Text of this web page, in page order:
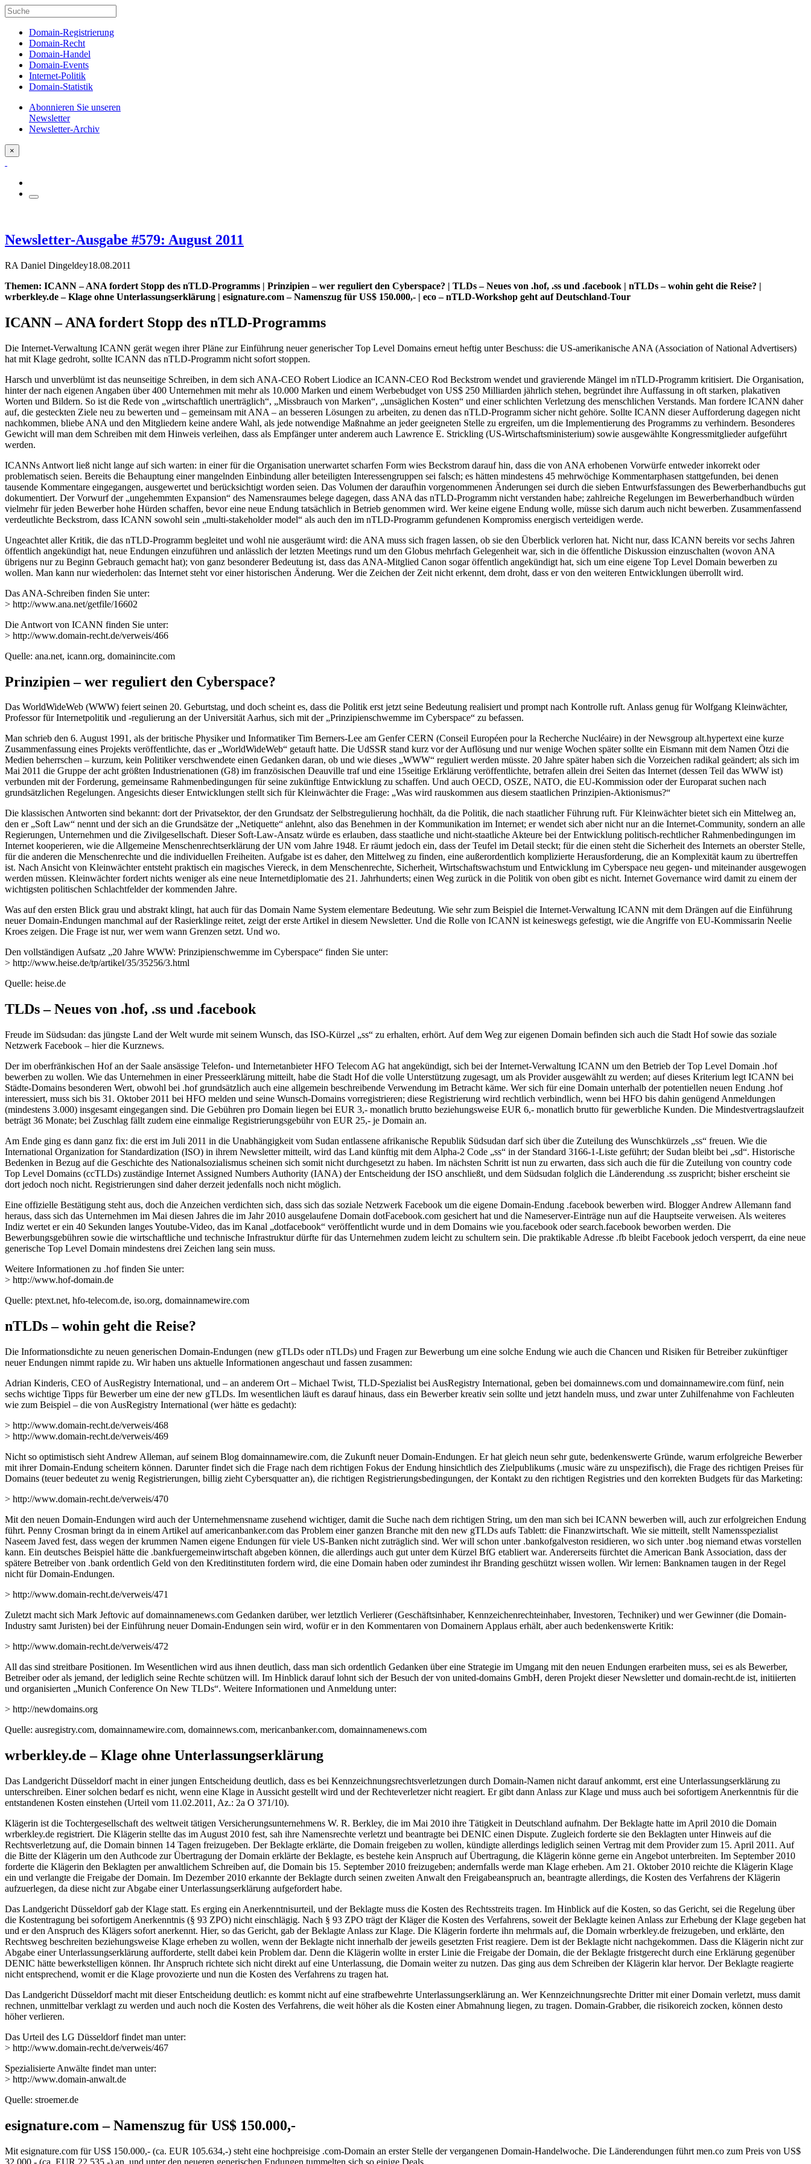
Domain-Registrierung
Domain-Recht
Domain-Handel
Domain-Events
Internet-Politik
Domain-Statistik
Abonnieren Sie unseren
Newsletter
Newsletter-Archiv
×
Newsletter-Ausgabe #579: August 2011
RA Daniel Dingeldey18.08.2011
Themen: ICANN – ANA fordert Stopp des nTLD-Programms | Prinzipien – wer reguliert den Cyberspace? | TLDs – Neues von .hof, .ss und .facebook | nTLDs – wohin geht die Reise? |
wrberkley.de – Klage ohne Unterlassungserklärung | esignature.com – Namenszug für US$ 150.000,- | eco – nTLD-Workshop geht auf Deutschland-Tour
ICANN – ANA fordert Stopp des nTLD-Programms
Die Internet-Verwaltung ICANN gerät wegen ihrer Pläne zur Einführung neuer generischer Top Level Domains erneut heftig unter Beschuss: die US-amerikanische ANA (Association of National Advertisers)
hat mit Klage gedroht, sollte ICANN das nTLD-Programm nicht sofort stoppen.
Harsch und unverblümt ist das neunseitige Schreiben, in dem sich ANA-CEO Robert Liodice an ICANN-CEO Rod Beckstrom wendet und gravierende Mängel im nTLD-Programm kritisiert. Die Organisation,
hinter der nach eigenen Angaben über 400 Unternehmen mit mehr als 10.000 Marken und einem Werbebudget von US$ 250 Milliarden jährlich stehen, begründet ihre Auffassung in oft starken, plakativen
Worten und Bildern. So ist die Rede von „wirtschaftlich unerträglich“, „Missbrauch von Marken“, „unsäglichen Kosten“ und einer schlichten Verletzung des menschlichen Verstands. Man fordere ICANN daher
auf, die gesteckten Ziele neu zu bewerten und – gemeinsam mit ANA – an besseren Lösungen zu arbeiten, zu denen das nTLD-Programm sicher nicht gehöre. Sollte ICANN dieser Aufforderung dagegen nicht
nachkommen, bliebe ANA und den Mitgliedern keine andere Wahl, als jede notwendige Maßnahme an jeder geeigneten Stelle zu ergreifen, um die Implementierung des Programms zu verhindern. Besonderes
Gewicht will man dem Schreiben mit dem Hinweis verleihen, dass als Empfänger unter anderem auch Lawrence E. Strickling (US-Wirtschaftsministerium) sowie ausgewählte Kongressmitglieder aufgeführt
werden.
ICANNs Antwort ließ nicht lange auf sich warten: in einer für die Organisation unerwartet scharfen Form wies Beckstrom darauf hin, dass die von ANA erhobenen Vorwürfe entweder inkorrekt oder
problematisch seien. Bereits die Behauptung einer mangelnden Einbindung aller beteiligten Interessengruppen sei falsch; es hätten mindestens 45 mehrwöchige Kommentarphasen stattgefunden, bei denen
tausende Kommentare eingegangen, ausgewertet und berücksichtigt worden seien. Das Volumen der daraufhin vorgenommenen Änderungen sei durch die sieben Entwurfsfassungen des Bewerberhandbuchs gut
dokumentiert. Der Vorwurf der „ungehemmten Expansion“ des Namensraumes belege dagegen, dass ANA das nTLD-Programm nicht verstanden habe; zahlreiche Regelungen im Bewerberhandbuch würden
vielmehr für jeden Bewerber hohe Hürden schaffen, bevor eine neue Endung tatsächlich in Betrieb genommen wird. Wer keine eigene Endung wolle, müsse sich darum auch nicht bewerben. Zusammenfassend
verdeutlichte Beckstrom, dass ICANN sowohl sein „multi-stakeholder model“ als auch den im nTLD-Programm gefundenen Kompromiss energisch verteidigen werde.
Ungeachtet aller Kritik, die das nTLD-Programm begleitet und wohl nie ausgeräumt wird: die ANA muss sich fragen lassen, ob sie den Überblick verloren hat. Nicht nur, dass ICANN bereits vor sechs Jahren
öffentlich angekündigt hat, neue Endungen einzuführen und anlässlich der letzten Meetings rund um den Globus mehrfach Gelegenheit war, sich in die öffentliche Diskussion einzuschalten (wovon ANA
übrigens nur zu Beginn Gebrauch gemacht hat); von ganz besonderer Bedeutung ist, dass das ANA-Mitglied Canon sogar öffentlich angekündigt hat, sich um eine eigene Top Level Domain bewerben zu
wollen. Man kann nur wiederholen: das Internet steht vor einer historischen Änderung. Wer die Zeichen der Zeit nicht erkennt, dem droht, dass er von den weiteren Entwicklungen überrollt wird.
Das ANA-Schreiben finden Sie unter:
> http://www.ana.net/getfile/16602
Die Antwort von ICANN finden Sie unter:
> http://www.domain-recht.de/verweis/466
Quelle: ana.net, icann.org, domainincite.com
Prinzipien – wer reguliert den Cyberspace?
Das WorldWideWeb (WWW) feiert seinen 20. Geburtstag, und doch scheint es, dass die Politik erst jetzt seine Bedeutung realisiert und prompt nach Kontrolle ruft. Anlass genug für Wolfgang Kleinwächter,
Professor für Internetpolitik und -regulierung an der Universität Aarhus, sich mit der „Prinzipienschwemme im Cyberspace“ zu befassen.
Man schrieb den 6. August 1991, als der britische Physiker und Informatiker Tim Berners-Lee am Genfer CERN (Conseil Européen pour la Recherche Nucléaire) in der Newsgroup alt.hypertext eine kurze
Zusammenfassung eines Projekts veröffentlichte, das er „WorldWideWeb“ getauft hatte. Die UdSSR stand kurz vor der Auflösung und nur wenige Wochen später sollte ein Eismann mit dem Namen Ötzi die
Medien beherrschen – kurzum, kein Politiker verschwendete einen Gedanken daran, ob und wie dieses „WWW“ reguliert werden müsste. 20 Jahre später haben sich die Vorzeichen radikal geändert; als sich im
Mai 2011 die Gruppe der acht größten Industrienationen (G8) im französischen Deauville traf und eine 15seitige Erklärung veröffentlichte, betrafen allein drei Seiten das Internet (dessen Teil das WWW ist)
verbunden mit der Forderung, gemeinsame Rahmenbedingungen für seine zukünftige Entwicklung zu schaffen. Und auch OECD, OSZE, NATO, die EU-Kommission oder der Europarat suchen nach
grundsätzlichen Regelungen. Angesichts dieser Entwicklungen stellt sich für Kleinwächter die Frage: „Was wird rauskommen aus diesem staatlichen Prinzipien-Aktionismus?“
Die klassischen Antworten sind bekannt: dort der Privatsektor, der den Grundsatz der Selbstregulierung hochhält, da die Politik, die nach staatlicher Führung ruft. Für Kleinwächter bietet sich ein Mittelweg an,
den er „Soft Law“ nennt und der sich an die Grundsätze der „Netiquette“ anlehnt, also das Benehmen in der Kommunikation im Internet; er wendet sich aber nicht nur an die Internet-Community, sondern an alle
Regierungen, Unternehmen und die Zivilgesellschaft. Dieser Soft-Law-Ansatz würde es erlauben, dass staatliche und nicht-staatliche Akteure bei der Entwicklung politisch-rechtlicher Rahmenbedingungen im
Internet kooperieren, wie die Allgemeine Menschenrechtserklärung der UN vom Jahre 1948. Er räumt jedoch ein, dass der Teufel im Detail steckt; für die einen steht die Sicherheit des Internets an oberster Stelle,
für die anderen die Menschenrechte und die individuellen Freiheiten. Aufgabe ist es daher, den Mittelweg zu finden, eine außerordentlich komplizierte Herausforderung, die an Komplexität kaum zu übertreffen
ist. Nach Ansicht von Kleinwächter entsteht praktisch ein magisches Viereck, in dem Menschenrechte, Sicherheit, Wirtschaftswachstum und Entwicklung im Cyberspace neu gegen- und miteinander ausgewogen
werden müssen. Kleinwächter fordert nichts weniger als eine neue Internetdiplomatie des 21. Jahrhunderts; einen Weg zurück in die Politik von oben gibt es nicht. Internet Governance wird damit zu einem der
wichtigsten politischen Schlachtfelder der kommenden Jahre.
Was auf den ersten Blick grau und abstrakt klingt, hat auch für das Domain Name System elementare Bedeutung. Wie sehr zum Beispiel die Internet-Verwaltung ICANN mit dem Drängen auf die Einführung
neuer Domain-Endungen manchmal auf der Rasierklinge reitet, zeigt der erste Artikel in diesem Newsletter. Und die Rolle von ICANN ist keineswegs gefestigt, wie die Angriffe von EU-Kommissarin Neelie
Kroes zeigen. Die Frage ist nur, wer wem wann Grenzen setzt. Und wo.
Den vollständigen Aufsatz „20 Jahre WWW: Prinzipienschwemme im Cyberspace“ finden Sie unter:
> http://www.heise.de/tp/artikel/35/35256/3.html
Quelle: heise.de
TLDs – Neues von .hof, .ss und .facebook
Freude im Südsudan: das jüngste Land der Welt wurde mit seinem Wunsch, das ISO-Kürzel „ss“ zu erhalten, erhört. Auf dem Weg zur eigenen Domain befinden sich auch die Stadt Hof sowie das soziale
Netzwerk Facebook – hier die Kurznews.
Der im oberfränkischen Hof an der Saale ansässige Telefon- und Internetanbieter HFO Telecom AG hat angekündigt, sich bei der Internet-Verwaltung ICANN um den Betrieb der Top Level Domain .hof
bewerben zu wollen. Wie das Unternehmen in einer Presseerklärung mitteilt, habe die Stadt Hof die volle Unterstützung zugesagt, um als Provider ausgewählt zu werden; auf dieses Kriterium legt ICANN bei
Städte-Domains besonderen Wert, obwohl bei .hof grundsätzlich auch eine allgemein beschreibende Verwendung im Betracht käme. Wer sich für eine Domain unterhalb der potentiellen neuen Endung .hof
interessiert, muss sich bis 31. Oktober 2011 bei HFO melden und seine Wunsch-Domains vorregistrieren; diese Registrierung wird rechtlich verbindlich, wenn bei HFO bis dahin genügend Anmeldungen
(mindestens 3.000) insgesamt eingegangen sind. Die Gebühren pro Domain liegen bei EUR 3,- monatlich brutto beziehungsweise EUR 6,- monatlich brutto für gewerbliche Kunden. Die Mindestvertragslaufzeit
beträgt 36 Monate; bei Zuschlag fällt zudem eine einmalige Registrierungsgebühr von EUR 25,- je Domain an.
Am Ende ging es dann ganz fix: die erst im Juli 2011 in die Unabhängigkeit vom Sudan entlassene afrikanische Republik Südsudan darf sich über die Zuteilung des Wunschkürzels „ss“ freuen. Wie die
International Organization for Standardization (ISO) in ihrem Newsletter mitteilt, wird das Land künftig mit dem Alpha-2 Code „ss“ in der Standard 3166-1-Liste geführt; der Sudan bleibt bei „sd“. Historische
Bedenken in Bezug auf die Geschichte des Nationalsozialismus scheinen sich somit nicht durchgesetzt zu haben. Im nächsten Schritt ist nun zu erwarten, dass sich auch die für die Zuteilung von country code
Top Level Domains (ccTLDs) zuständige Internet Assigned Numbers Authority (IANA) der Entscheidung der ISO anschließt, und dem Südsudan folglich die Länderendung .ss zuspricht; bisher erscheint sie
dort jedoch noch nicht. Registrierungen sind daher derzeit jedenfalls noch nicht möglich.
Eine offizielle Bestätigung steht aus, doch die Anzeichen verdichten sich, dass sich das soziale Netzwerk Facebook um die eigene Domain-Endung .facebook bewerben wird. Blogger Andrew Allemann fand
heraus, dass sich das Unternehmen im Mai diesen Jahres die im Jahr 2010 ausgelaufene Domain dotFacebook.com gesichert hat und die Nameserver-Einträge nun auf die Hauptseite verweisen. Als weiteres
Indiz wertet er ein 40 Sekunden langes Youtube-Video, das im Kanal „dotfacebook“ veröffentlicht wurde und in dem Domains wie you.facebook oder search.facebook beworben werden. Die
Bewerbungsgebühren sowie die wirtschaftliche und technische Infrastruktur dürfte für das Unternehmen zudem leicht zu schultern sein. Die praktikable Adresse .fb bleibt Facebook jedoch versperrt, da eine neue
generische Top Level Domain mindestens drei Zeichen lang sein muss.
Weitere Informationen zu .hof finden Sie unter:
> http://www.hof-domain.de
Quelle: ptext.net, hfo-telecom.de, iso.org, domainnamewire.com
nTLDs – wohin geht die Reise?
Die Informationsdichte zu neuen generischen Domain-Endungen (new gTLDs oder nTLDs) und Fragen zur Bewerbung um eine solche Endung wie auch die Chancen und Risiken für Betreiber zukünftiger
neuer Endungen nimmt rapide zu. Wir haben uns aktuelle Informationen angeschaut und fassen zusammen:
Adrian Kinderis, CEO of AusRegistry International, und – an anderem Ort – Michael Twist, TLD-Spezialist bei AusRegistry International, geben bei domainnews.com und domainnamewire.com fünf, nein
sechs wichtige Tipps für Bewerber um eine der new gTLDs. Im wesentlichen läuft es darauf hinaus, dass ein Bewerber kreativ sein sollte und jetzt handeln muss, und zwar unter Zuhilfenahme von Fachleuten
wie zum Beispiel – die von AusRegistry International (wer hätte es gedacht):
> http://www.domain-recht.de/verweis/468
> http://www.domain-recht.de/verweis/469
Nicht so optimistisch sieht Andrew Alleman, auf seinem Blog domainnamewire.com, die Zukunft neuer Domain-Endungen. Er hat gleich neun sehr gute, bedenkenswerte Gründe, warum erfolgreiche Bewerber
mit ihrer Domain-Endung scheitern können. Darunter findet sich die Frage nach dem richtigen Fokus der Endung hinsichtlich des Zielpublikums (.music wäre zu unspezifisch), die Frage des richtigen Preises für
Domains (teuer bedeutet zu wenig Registrierungen, billig zieht Cybersquatter an), die richtigen Registrierungsbedingungen, der Kontakt zu den richtigen Registries und den korrekten Budgets für das Marketing:
> http://www.domain-recht.de/verweis/470
Mit den neuen Domain-Endungen wird auch der Unternehmensname zusehend wichtiger, damit die Suche nach dem richtigen String, um den man sich bei ICANN bewerben will, auch zur erfolgreichen Endung
führt. Penny Crosman bringt da in einem Artikel auf americanbanker.com das Problem einer ganzen Branche mit den new gTLDs aufs Tablett: die Finanzwirtschaft. Wie sie mitteilt, stellt Namensspezialist
Naseem Javed fest, dass wegen der krummen Namen eigene Endungen für viele US-Banken nicht zuträglich sind. Wer will schon unter .bankofgalveston residieren, wo sich unter .bog niemand etwas vorstellen
kann. Ein deutsches Beispiel hätte die .bankfuergemeinwirtschaft abgeben können, die allerdings auch gut unter dem Kürzel BfG etabliert war. Andererseits fürchtet die American Bank Association, dass der
spätere Betreiber von .bank ordentlich Geld von den Kreditinstituten fordern wird, die eine Domain haben oder zumindest ihr Branding geschützt wissen wollen. Wir lernen: Banknamen taugen in der Regel
nicht für Domain-Endungen.
> http://www.domain-recht.de/verweis/471
Zuletzt macht sich Mark Jeftovic auf domainnamenews.com Gedanken darüber, wer letztlich Verlierer (Geschäftsinhaber, Kennzeichenrechteinhaber, Investoren, Techniker) und wer Gewinner (die Domain-
Industry samt Juristen) bei der Einführung neuer Domain-Endungen sein wird, wofür er in den Kommentaren von Domainern Applaus erhält, aber auch bedenkenswerte Kritik:
> http://www.domain-recht.de/verweis/472
All das sind streitbare Positionen. Im Wesentlichen wird aus ihnen deutlich, dass man sich ordentlich Gedanken über eine Strategie im Umgang mit den neuen Endungen erarbeiten muss, sei es als Bewerber,
Betreiber oder als jemand, der lediglich seine Rechte schützen will. Im Hinblick darauf lohnt sich der Besuch der von united-domains GmbH, deren Projekt dieser Newsletter und domain-recht.de ist, initiierten
und organisierten „Munich Conference On New TLDs“. Weitere Informationen und Anmeldung unter:
> http://newdomains.org
Quelle: ausregistry.com, domainnamewire.com, domainnews.com, mericanbanker.com, domainnamenews.com
wrberkley.de – Klage ohne Unterlassungserklärung
Das Landgericht Düsseldorf macht in einer jungen Entscheidung deutlich, dass es bei Kennzeichnungsrechtsverletzungen durch Domain-Namen nicht darauf ankommt, erst eine Unterlassungserklärung zu
unterschreiben. Einer solchen bedarf es nicht, wenn eine Klage in Aussicht gestellt wird und der Rechteverletzer nicht reagiert. Er gibt dann Anlass zur Klage und muss auch bei sofortigem Anerkenntnis für die
entstandenen Kosten einstehen (Urteil vom 11.02.2011, Az.: 2a O 371/10).
Klägerin ist die Tochtergesellschaft des weltweit tätigen Versicherungsunternehmens W. R. Berkley, die im Mai 2010 ihre Tätigkeit in Deutschland aufnahm. Der Beklagte hatte im April 2010 die Domain
wrberkley.de registriert. Die Klägerin stellte das im August 2010 fest, sah ihre Namensrechte verletzt und beantragte bei DENIC einen Dispute. Zugleich forderte sie den Beklagten unter Hinweis auf die
Rechtsverletzung auf, die Domain binnen 14 Tagen freizugeben. Der Beklagte erklärte, die Domain freigeben zu wollen, kündigte allerdings lediglich seinen Vertrag mit dem Provider zum 15. April 2011. Auf
die Bitte der Klägerin um den Authcode zur Übertragung der Domain erklärte der Beklagte, es bestehe kein Anspruch auf Übertragung, die Klägerin könne gerne ein Angebot unterbreiten. Im September 2010
forderte die Klägerin den Beklagten per anwaltlichem Schreiben auf, die Domain bis 15. September 2010 freizugeben; andernfalls werde man Klage erheben. Am 21. Oktober 2010 reichte die Klägerin Klage
ein und verlangte die Freigabe der Domain. Im Dezember 2010 erkannte der Beklagte durch seinen zweiten Anwalt den Freigabeanspruch an, beantragte allerdings, die Kosten des Verfahrens der Klägerin
aufzuerlegen, da diese nicht zur Abgabe einer Unterlassungserklärung aufgefordert habe.
Das Landgericht Düsseldorf gab der Klage statt. Es erging ein Anerkenntnisurteil, und der Beklagte muss die Kosten des Rechtsstreits tragen. Im Hinblick auf die Kosten, so das Gericht, sei die Regelung über
die Kostentragung bei sofortigem Anerkenntnis (§ 93 ZPO) nicht einschlägig. Nach § 93 ZPO trägt der Kläger die Kosten des Verfahrens, soweit der Beklagte keinen Anlass zur Erhebung der Klage gegeben hat
und er den Anspruch des Klägers sofort anerkennt. Hier, so das Gericht, gab der Beklagte Anlass zur Klage. Die Klägerin forderte ihn mehrmals auf, die Domain wrberkley.de freizugeben, und erklärte, den
Rechtsweg beschreiten beziehungsweise Klage erheben zu wollen, wenn der Beklagte nicht innerhalb der jeweils gesetzten Frist reagiere. Dem ist der Beklagte nicht nachgekommen. Dass die Klägerin nicht zur
Abgabe einer Unterlassungserklärung aufforderte, stellt dabei kein Problem dar. Denn die Klägerin wollte in erster Linie die Freigabe der Domain, die der Beklagte fristgerecht durch eine Erklärung gegenüber
DENIC hätte bewerkstelligen können. Ihr Anspruch richtete sich nicht direkt auf eine Unterlassung, die Domain weiter zu nutzen. Das ging aus dem Schreiben der Klägerin klar hervor. Der Beklagte reagierte
nicht entsprechend, womit er die Klage provozierte und nun die Kosten des Verfahrens zu tragen hat.
Das Landgericht Düsseldorf macht mit dieser Entscheidung deutlich: es kommt nicht auf eine strafbewehrte Unterlassungserklärung an. Wer Kennzeichnungsrechte Dritter mit einer Domain verletzt, muss damit
rechnen, unmittelbar verklagt zu werden und auch noch die Kosten des Verfahrens, die weit höher als die Kosten einer Abmahnung liegen, zu tragen. Domain-Grabber, die risikoreich zocken, können desto
höher verlieren.
Das Urteil des LG Düsseldorf findet man unter:
> http://www.domain-recht.de/verweis/467
Spezialisierte Anwälte findet man unter:
> http://www.domain-anwalt.de
Quelle: stroemer.de
esignature.com – Namenszug für US$ 150.000,-
Mit esignature.com für US$ 150.000,- (ca. EUR 105.634,-) steht eine hochpreisige .com-Domain an erster Stelle der vergangenen Domain-Handelwoche. Die Länderendungen führt men.co zum Preis von US$
32.000,- (ca. EUR 22.535,-) an, und unter den neueren generischen Endungen tummelten sich so einige Deals.